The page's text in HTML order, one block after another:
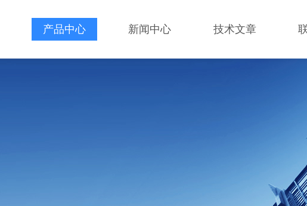
产品中心 新闻中心 技术文章